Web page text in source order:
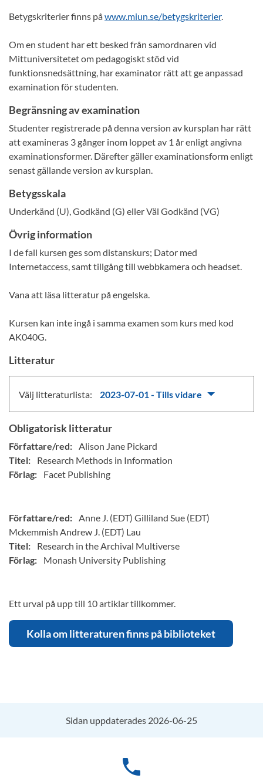
Betygskriterier finns påwww.miun.se/betygskriterier.
Om en student har ett besked från samordnaren vid
Mittuniversitetet om pedagogiskt stöd vid
funktionsnedsättning, har examinator rätt att ge anpassad
examination för studenten.
Begränsning av examination
Studenter registrerade på denna version av kursplan har rätt
att examineras 3 gånger inom loppet av 1 år enligt angivna
examinationsformer. Därefter gäller examinationsform enligt
senast gällande version av kursplan.
Betygsskala
Underkänd (U), Godkänd (G) eller Väl Godkänd (VG)
Övrig information
I de fall kursen ges som distanskurs; Dator med
Internetaccess, samt tillgång till webbkamera och headset.
Vana att läsa litteratur på engelska.
Kursen kan inte ingå i samma examen som kurs med kod
AK040G.
Litteratur
Välj litteraturlista: 2023-07-01 - Tills vidare
Obligatorisk litteratur
Författare/red: Alison Jane Pickard
Titel:
Research Methods in Information
Förlag:
Facet Publishing
Författare/red: Anne J. (EDT) Gilliland Sue (EDT)
Mckemmish Andrew J. (EDT) Lau
Titel:
Research in the Archival Multiverse
Förlag:
Monash University Publishing
Ett urval på upp till 10 artiklar tillkommer.
Kolla om litteraturen finns på biblioteket
Sidan uppdaterades 2026-06-25
phone